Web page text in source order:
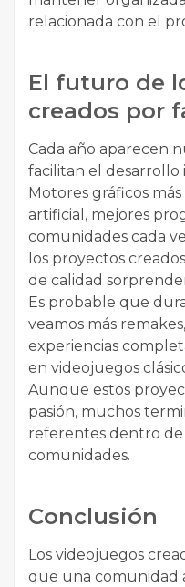
relacionada con el
El futuro de
creados por
Cada año aparecen
facilitan el
Motores gráficos
artificial, mejores
comunidades cada
los proyectos
de calidad
Es probable que
veamos más
experiencias
en videojuegos
Aunque estos
pasión, muchos
referentes dentro de
comunidades.
Conclusión
Los videojuegos
que una comunidad